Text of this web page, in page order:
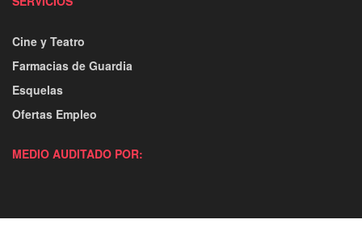
Cine y Teatro
Farmacias de Guardia
Esquelas
Ofertas Empleo
MEDIO AUDITADO POR: